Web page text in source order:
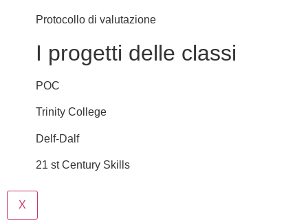
Protocollo di valutazione
I progetti delle classi
POC
Trinity College
Delf-Dalf
21 st Century Skills
X